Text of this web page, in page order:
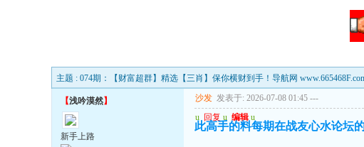
主题 : 074期：【财富超群】精选【三肖】保你横财到手！导航网
【浅吟漠然】
新手上路
沙发 发表于: 2026-07-08 01:45 ---
u 回复 u 编辑 u
此高手的料每期在战友心水论坛